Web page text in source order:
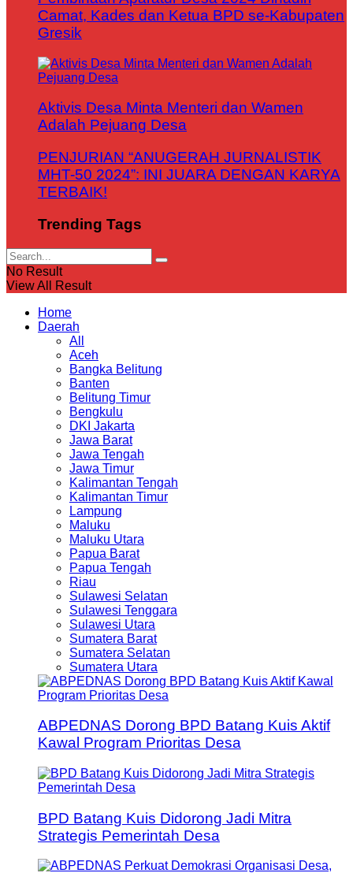
Camat, Kades dan Ketua BPD se-Kabupaten
Gresik
Aktivis Desa Minta Menteri dan Wamen
Adalah Pejuang Desa
PENJURIAN “ANUGERAH JURNALISTIK
MHT-50 2024”: INI JUARA DENGAN KARYA
TERBAIK!
Trending Tags
No Result
View All Result
Home
Daerah
All
Aceh
Bangka Belitung
Banten
Belitung Timur
Bengkulu
DKI Jakarta
Jawa Barat
Jawa Tengah
Jawa Timur
Kalimantan Tengah
Kalimantan Timur
Lampung
Maluku
Maluku Utara
Papua Barat
Papua Tengah
Riau
Sulawesi Selatan
Sulawesi Tenggara
Sulawesi Utara
Sumatera Barat
Sumatera Selatan
Sumatera Utara
ABPEDNAS Dorong BPD Batang Kuis Aktif
Kawal Program Prioritas Desa
BPD Batang Kuis Didorong Jadi Mitra
Strategis Pemerintah Desa